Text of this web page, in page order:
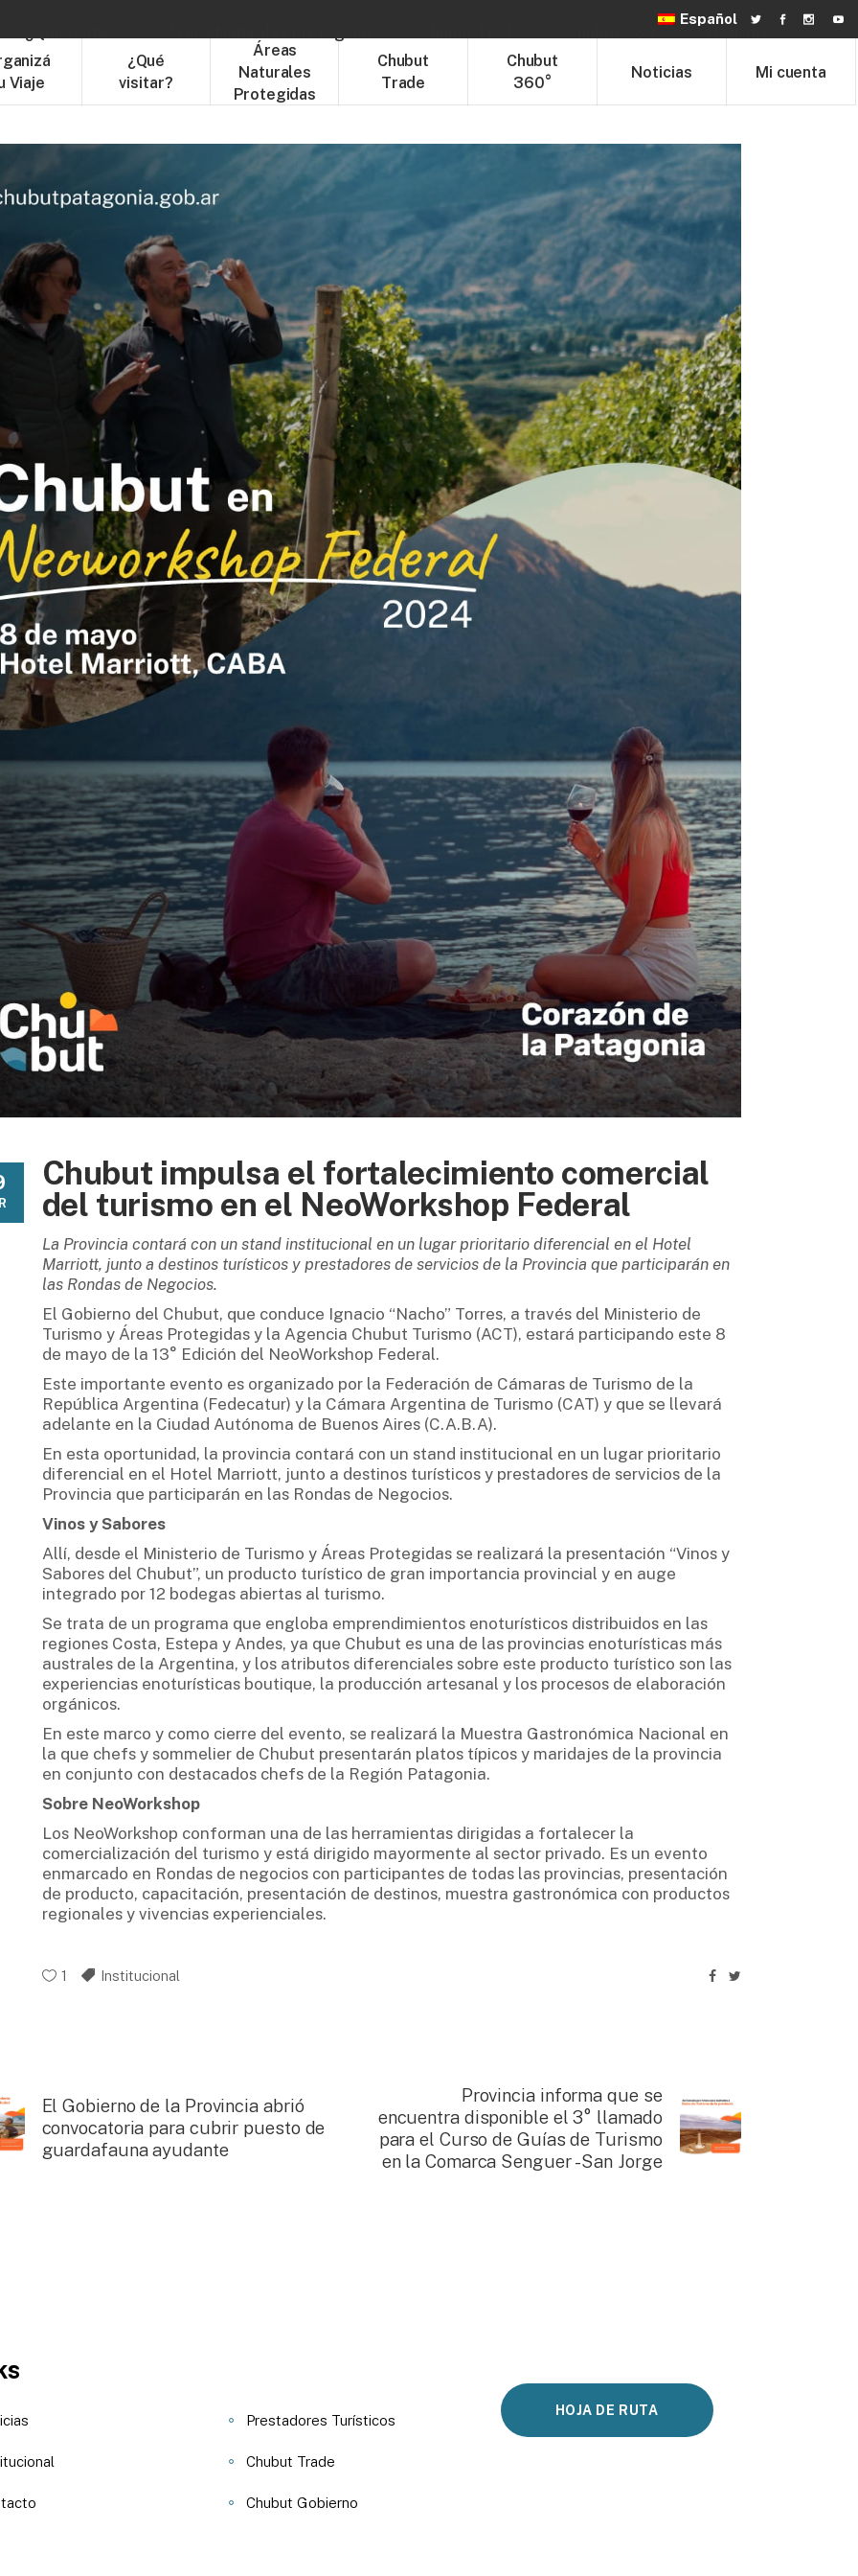
Español
Viaje
¿Qué
visitar?
Áreas
Naturales
Protegidas
Chubut
Trade
Chubut
360°
Noticias Mi cuenta
Chubut impulsa el fortalecimiento comercial
del turismo en el NeoWorkshop Federal
La Provincia contará con un stand institucional en un lugar prioritario diferencial en el Hotel
Marriott, junto a destinos turísticos y prestadores de servicios de la Provincia que participarán en
las Rondas de Negocios.
El Gobierno del Chubut, que conduce Ignacio “Nacho” Torres, a través del Ministerio de
Turismo y Áreas Protegidas y la Agencia Chubut Turismo (ACT), estará participando este 8
de mayo de la 13° Edición del NeoWorkshop Federal.
Este importante evento es organizado por la Federación de Cámaras de Turismo de la
República Argentina (Fedecatur) y la Cámara Argentina de Turismo (CAT) y que se llevará
adelante en la Ciudad Autónoma de Buenos Aires (C.A.B.A).
En esta oportunidad, la provincia contará con un stand institucional en un lugar prioritario
diferencial en el Hotel Marriott, junto a destinos turísticos y prestadores de servicios de la
Provincia que participarán en las Rondas de Negocios.
Vinos y Sabores
Allí, desde el Ministerio de Turismo y Áreas Protegidas se realizará la presentación “Vinos y
Sabores del Chubut”, un producto turístico de gran importancia provincial y en auge
integrado por 12 bodegas abiertas al turismo.
Se trata de un programa que engloba emprendimientos enoturísticos distribuidos en las
regiones Costa, Estepa y Andes, ya que Chubut es una de las provincias enoturísticas más
australes de la Argentina, y los atributos diferenciales sobre este producto turístico son las
experiencias enoturísticas boutique, la producción artesanal y los procesos de elaboración
orgánicos.
En este marco y como cierre del evento, se realizará la Muestra Gastronómica Nacional en
la que chefs y sommelier de Chubut presentarán platos típicos y maridajes de la provincia
en conjunto con destacados chefs de la Región Patagonia.
Sobre NeoWorkshop
Los NeoWorkshop conforman una de las herramientas dirigidas a fortalecer la
comercialización del turismo y está dirigido mayormente al sector privado. Es un evento
enmarcado en Rondas de negocios con participantes de todas las provincias, presentación
de producto, capacitación, presentación de destinos, muestra gastronómica con productos
regionales y vivencias experienciales.
1 Institucional
El Gobierno de la Provincia abrió
convocatoria para cubrir puesto de
guardafauna ayudante
Provincia informa que se
encuentra disponible el 3° llamado
para el Curso de Guías de Turismo
en la Comarca Senguer - San Jorge
Prestadores Turísticos
Chubut Trade
Chubut Gobierno
HOJA DE RUTA